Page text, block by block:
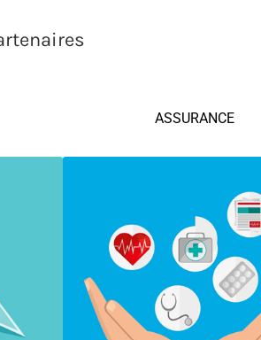
ASSURANCE